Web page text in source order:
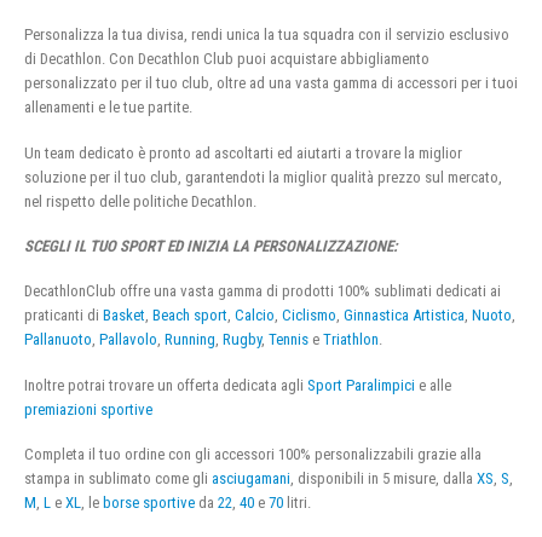
Personalizza la tua divisa, rendi unica la tua squadra con il servizio esclusivo
di Decathlon. Con Decathlon Club puoi acquistare abbigliamento
personalizzato per il tuo club, oltre ad una vasta gamma di accessori per i tuoi
allenamenti e le tue partite.
Un team dedicato è pronto ad ascoltarti ed aiutarti a trovare la miglior
soluzione per il tuo club, garantendoti la miglior qualità prezzo sul mercato,
nel rispetto delle politiche Decathlon.
SCEGLI IL TUO SPORT ED INIZIA LA PERSONALIZZAZIONE:
DecathlonClub offre una vasta gamma di prodotti 100% sublimati dedicati ai
praticanti di Basket, Beach sport, Calcio, Ciclismo, Ginnastica Artistica, Nuoto,
Pallanuoto, Pallavolo, Running, Rugby, Tennis e Triathlon.
Inoltre potrai trovare un offerta dedicata agli Sport Paralimpici e alle
premiazioni sportive
Completa il tuo ordine con gli accessori 100% personalizzabili grazie alla
stampa in sublimato come gli asciugamani , disponibili in 5 misure, dalla XS S
M L e XL , le borse sportive da 22 40 e 70 litri.